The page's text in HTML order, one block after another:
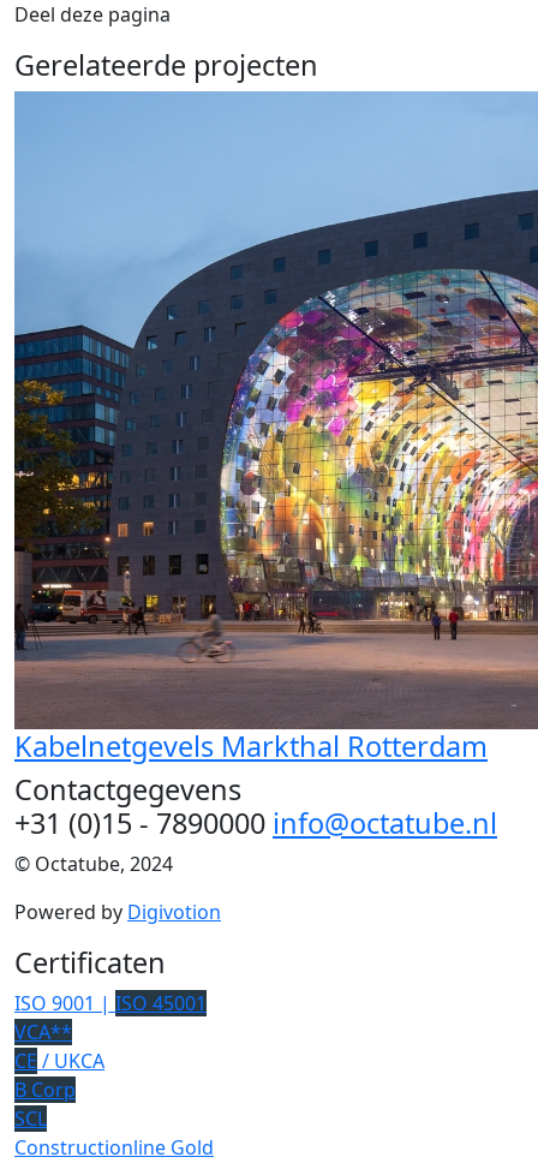
Deel deze pagina
Gerelateerde projecten
Kabelnetgevels Markthal Rotterdam
Contactgegevens
+31 (0)15 - 7890000 info@octatube.nl
© Octatube, 2024
Powered by Digivotion
Certificaten
ISO 9001 | ISO 45001
VCA**
CE / UKCA
B Corp
SCL
Constructionline Gold